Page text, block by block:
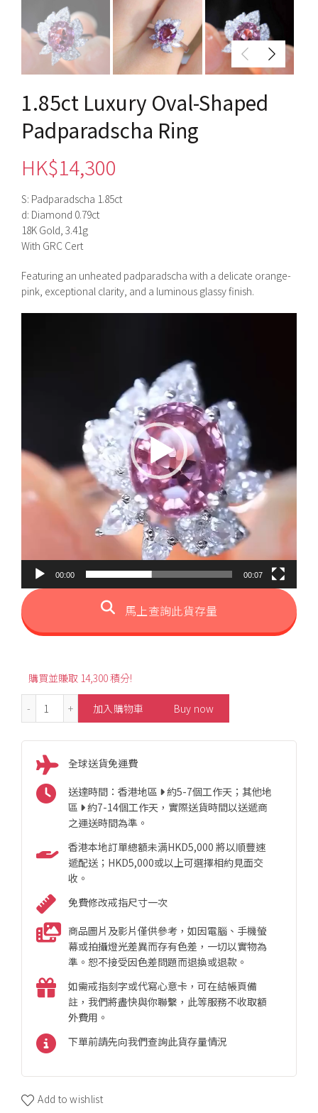
1.85ct Luxury Oval-Shaped
Padparadscha Ring
HK$14,300
S: Padparadscha 1.85ct
d: Diamond 0.79ct
18K Gold, 3.41g
With GRC Cert
Featuring an unheated padparadscha with a delicate orange-
pink, exceptional clarity, and a luminous glassy finish.
00:00 00:07
馬上查詢此貨存量
購買並賺取 14,300 積分!
1.85ct Luxury Oval-Shaped Padparadscha Ring 數量
加入購物車 Buy now
全球送貨免運費
送達時間：香港地區
約5-7個工作天；其他地
區
約7-14個工作天，實際送貨時間以送遞商
之運送時間為準。
香港本地訂單總額未满HKD5,000 將以順豐速
遞配送；HKD5,000或以上可選擇相約見面交
收。
免費修改戒指尺寸一次
商品圖片及影片僅供參考，如因電腦、手機螢
幕或拍攝燈光差異而存有色差，一切以實物為
準。恕不接受因色差問題而退換或退款。
如需戒指刻字或代寫心意卡，可在結帳頁備
註，我們將盡快與你聯繫，此等服務不收取額
外費用。
下單前請先向我們查詢此貨存量情況
Add to wishlist